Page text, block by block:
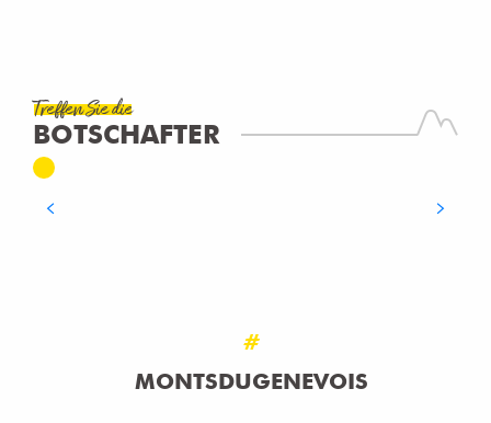
Treffen Sie die
BOTSCHAFTERDOMINIQUE ERNST
#
MONTSDUGENEVOIS